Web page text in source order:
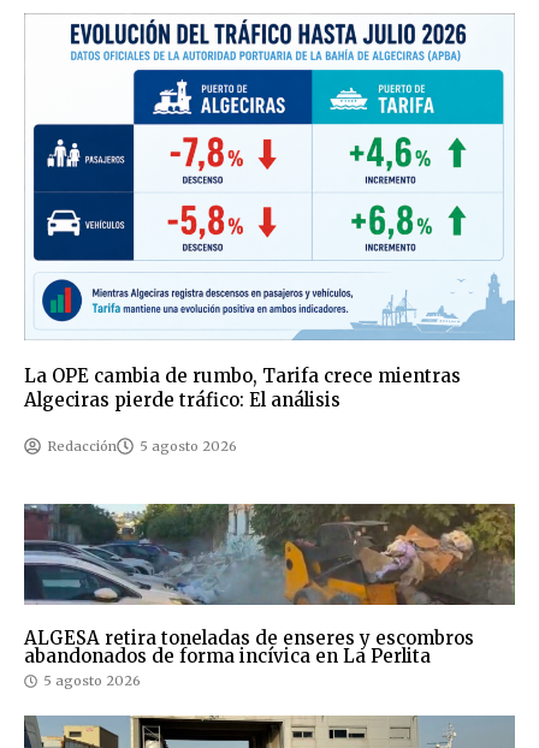
La OPE cambia de rumbo, Tarifa crece mientras
Algeciras pierde tráfico: El análisis
Redacción 5 agosto 2026
ALGESA retira toneladas de enseres y escombros
abandonados de forma incívica en La Perlita
5 agosto 2026